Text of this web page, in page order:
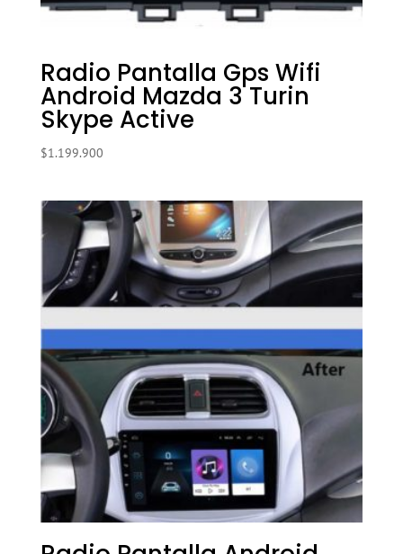
Radio Pantalla Gps Wifi
Android Mazda 3 Turin
Skype Active
$1.199.900